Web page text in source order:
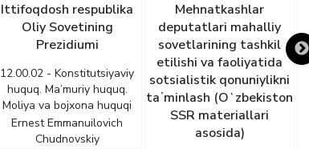
Ittifoqdosh respublika
Oliy Sovetining
Prezidiumi
12.00.02 - Konstitutsiyaviy
huquq. Ma’muriy huquq.
Moliya va bojxona huquqi
Ernest Emmanuilovich
Chudnovskiy
Mehnatkashlar
deputatlari mahalliy
sovetlarining tashkil
etilishi va faoliyatida
sotsialistik qonuniylikni
taʼminlash (Oʻzbekiston
SSR materiallari
asosida)